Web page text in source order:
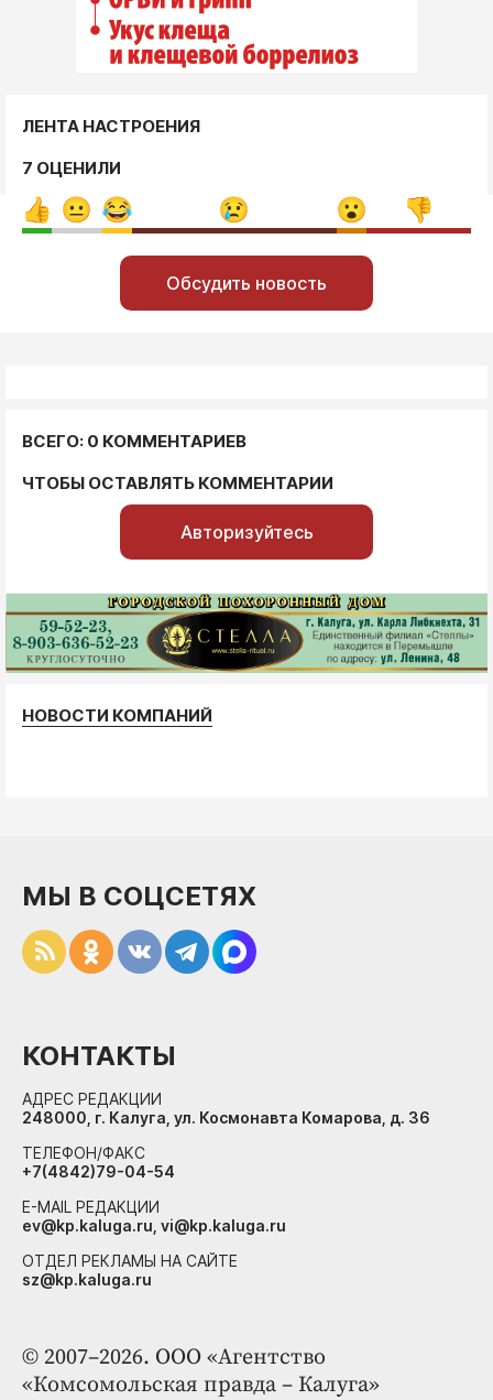
ЛЕНТА НАСТРОЕНИЯ
7 ОЦЕНИЛИ
Обсудить новость
ВСЕГО: 0 КОММЕНТАРИЕВ
ЧТОБЫ ОСТАВЛЯТЬ КОММЕНТАРИИ
Авторизуйтесь
НОВОСТИ КОМПАНИЙ
© 2007–2026. ООО «Агентство
«Комсомольская правда – Калуга»
МЫ В СОЦСЕТЯХ
КОНТАКТЫ
АДРЕС РЕДАКЦИИ
248000, г. Калуга, ул. Космонавта Комарова, д. 36
ТЕЛЕФОН/ФАКС
+7(4842)79-04-54
E-MAIL РЕДАКЦИИ
ev@kp.kaluga.ru, vi@kp.kaluga.ru
ОТДЕЛ РЕКЛАМЫ НА САЙТЕ
sz@kp.kaluga.ru